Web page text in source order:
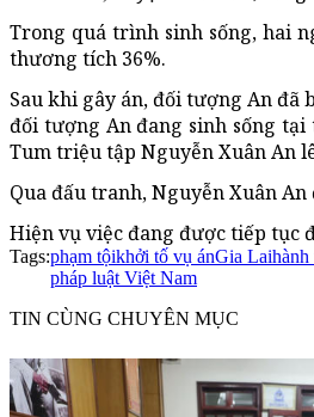
Trong quá trình sinh sống, hai
thương tích 36%.
Sau khi gây án, đối tượng An
đối tượng An đang sinh sống tại
Tum triệu tập Nguyễn Xuân An
Qua đấu tranh, Nguyễn Xuân
Hiện vụ việc đang được tiếp tục
Tags:phạm tộikhởi tố vụ ánGia Laihành
pháp luật Việt Nam
TIN CÙNG CHUYÊN MỤC